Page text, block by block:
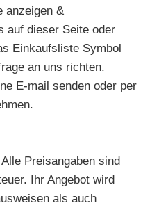
anzeigen &
auf dieser Seite oder
Einkaufsliste Symbol
an uns richten.
E-mail senden oder per
Preisangaben sind
Ihr Angebot wird
als auch